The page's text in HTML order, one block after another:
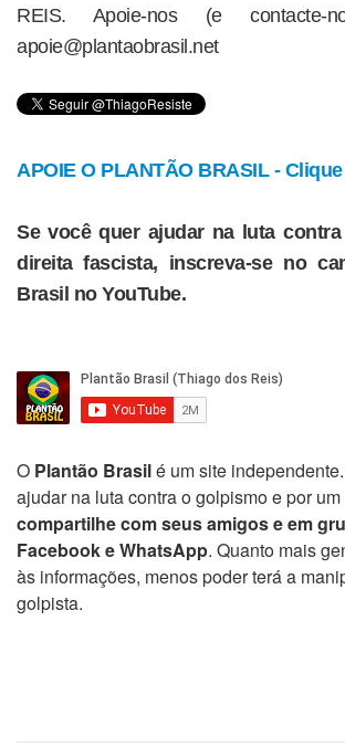
REIS. Apoie-nos (e contacte-
apoie@plantaobrasil.net
APOIE O PLANTÃO BRASIL -
Se você quer ajudar na luta
direita fascista, inscreva-se no
Brasil no YouTube.
O Plantão Brasilé um site
ajudar na luta contra o golpismo e por
compartilhe com seus amigos e em
Facebook e WhatsApp. Quanto mais
às informações, menos poder terá a
golpista.